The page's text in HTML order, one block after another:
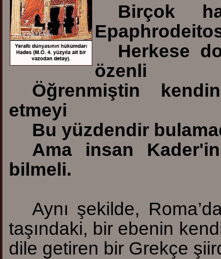
Birçok
Herkese
özenli
Öğrenmiştin
etmeyi
Bu yüzdendir
Ama insan
bilmeli.
Aynı şekilde,
taşındaki, bir ebenin
dile getiren bir Grekçe